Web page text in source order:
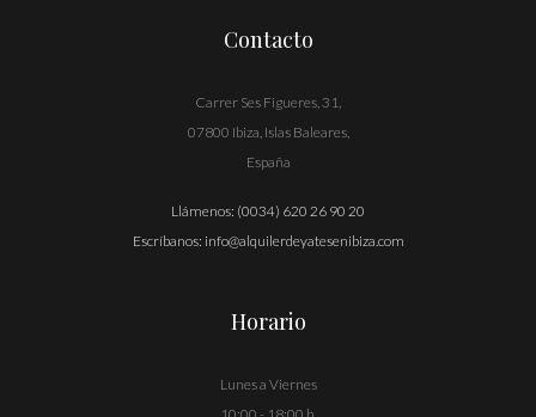
Contacto
Carrer Ses Figueres, 31,
07800 Ibiza, Islas Baleares,
España
Llámenos: (0034) 620 26 90 20
Escríbanos: info@alquilerdeyatesenibiza.com
Horario
Lunes a Viernes